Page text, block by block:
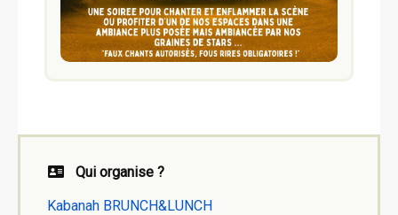
Qui organise ?
Kabanah BRUNCH&LUNCH